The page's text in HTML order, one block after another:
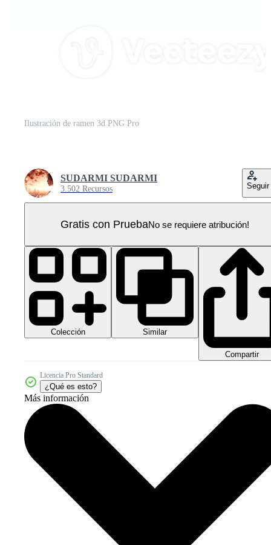
Ilustración de ramen 3d PNG Pro
SUDARMI SUDARMI
3.502 Recursos Seguir
Gratis con PruebaNo se requiere atribución!
Colección Similar
Compartir
Licencia Pro Standard
¿Qué es esto?
Más información